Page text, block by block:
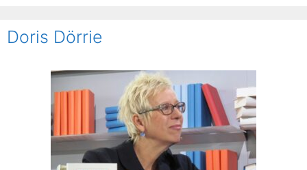
Doris Dörrie